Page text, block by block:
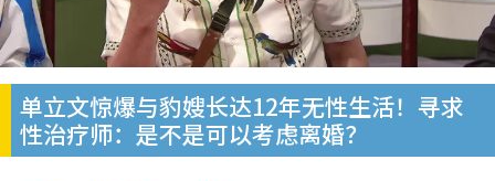
单立文惊爆与豹嫂长达12年无性生活！寻求
性治疗师：是不是可以考虑离婚？